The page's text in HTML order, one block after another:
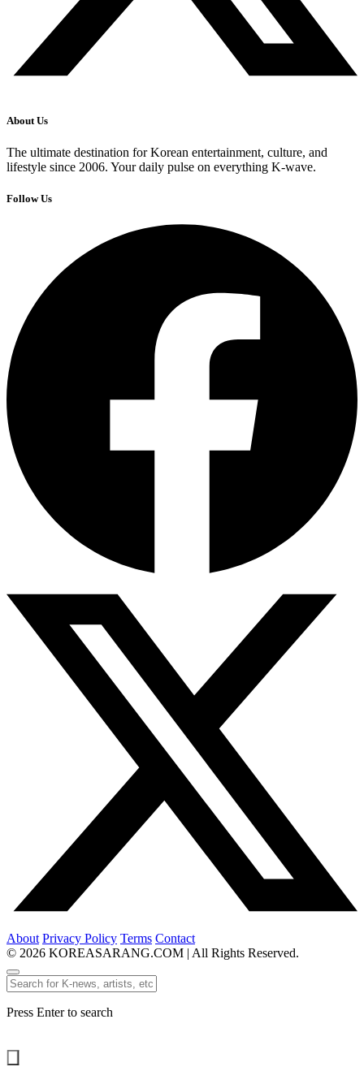
About Us
The ultimate destination for Korean entertainment, culture, and
lifestyle since 2006. Your daily pulse on everything K-wave.
Follow Us
About Privacy Policy Terms Contact
© 2026 KOREASARANG.COM | All Rights Reserved.
Press Enter to search